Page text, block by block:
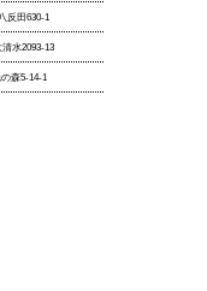
反田630-1
水2093-13
森5-14-1